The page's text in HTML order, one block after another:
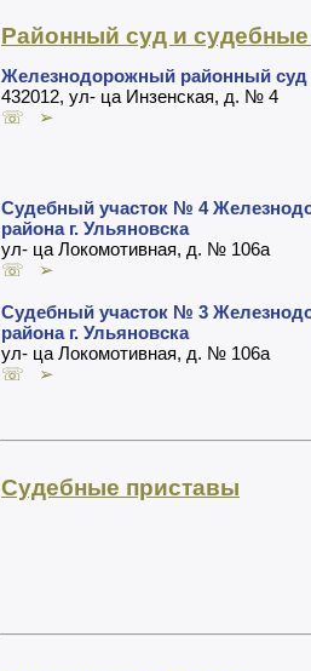
Районный суд и судебные
Железнодорожный районный суд
432012, ул- ца Инзенская, д. № 4
☏ ➢
Судебный участок № 4
района г. Ульяновска
ул- ца Локомотивная, д. № 106а
☏ ➢
Судебный участок № 3
района г. Ульяновска
ул- ца Локомотивная, д. № 106а
☏ ➢
Судебные приставы